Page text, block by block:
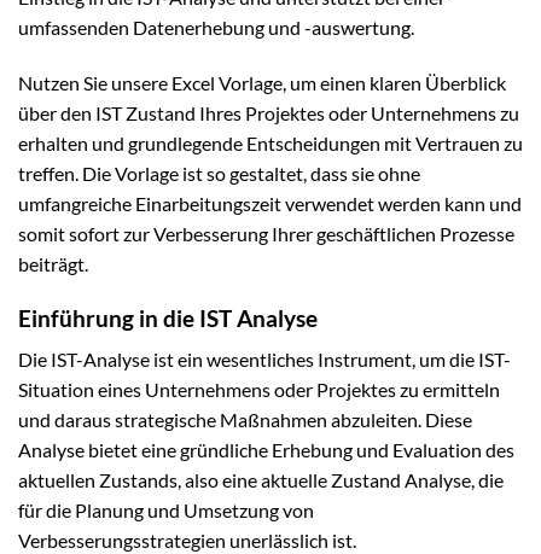
umfassenden Datenerhebung und -auswertung.
Nutzen Sie unsere Excel Vorlage, um einen klaren Überblick
über den IST Zustand Ihres Projektes oder Unternehmens zu
erhalten und grundlegende Entscheidungen mit Vertrauen zu
treffen. Die Vorlage ist so gestaltet, dass sie ohne
umfangreiche Einarbeitungszeit verwendet werden kann und
somit sofort zur Verbesserung Ihrer geschäftlichen Prozesse
beiträgt.
Einführung in die IST Analyse
Die IST-Analyse ist ein wesentliches Instrument, um die IST-
Situation eines Unternehmens oder Projektes zu ermitteln
und daraus strategische Maßnahmen abzuleiten. Diese
Analyse bietet eine gründliche Erhebung und Evaluation des
aktuellen Zustands, also eine aktuelle Zustand Analyse, die
für die Planung und Umsetzung von
Verbesserungsstrategien unerlässlich ist.